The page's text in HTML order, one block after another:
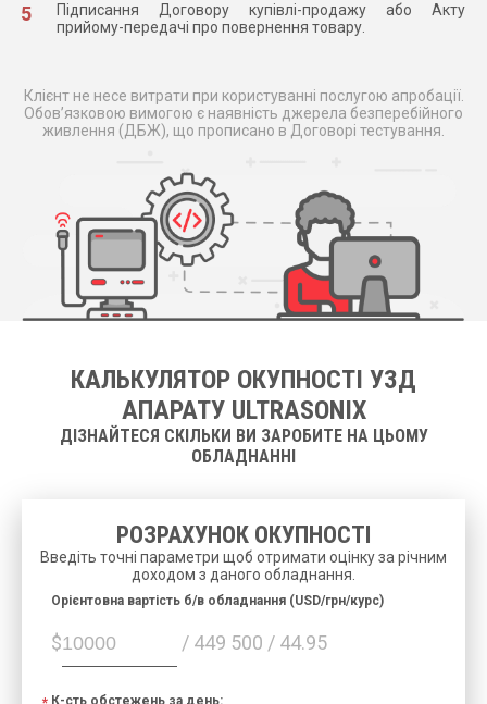
Підписання Договору купівлі-продажу або Акту
прийому-передачі про повернення товару.
Клієнт не несе витрати при користуванні послугою апробації.
Обов’язковою вимогою є наявність джерела безперебійного
живлення (ДБЖ), що прописано в Договорі тестування.
КАЛЬКУЛЯТОР ОКУПНОСТІ УЗД
АПАРАТУ ULTRASONIX
ДІЗНАЙТЕСЯ СКІЛЬКИ ВИ ЗАРОБИТЕ НА ЦЬОМУ
ОБЛАДНАННІ
РОЗРАХУНОК ОКУПНОСТІ
Введіть точні параметри щоб отримати оцінку за річним
доходом з даного обладнання.
$ / 449 500 / 44.95
Орієнтовна вартість б/в обладнання (USD/грн/курс)
К-сть обстежень за день: